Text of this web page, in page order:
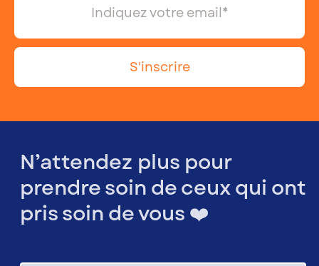
N’attendez plus pour
prendre soin de ceux qui ont
pris soin de vous ❤️